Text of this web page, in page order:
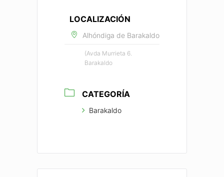
LOCALIZACIÓN
Alhóndiga de Barakaldo
(Avda Murrieta 6.
Barakaldo
CATEGORÍA
Barakaldo